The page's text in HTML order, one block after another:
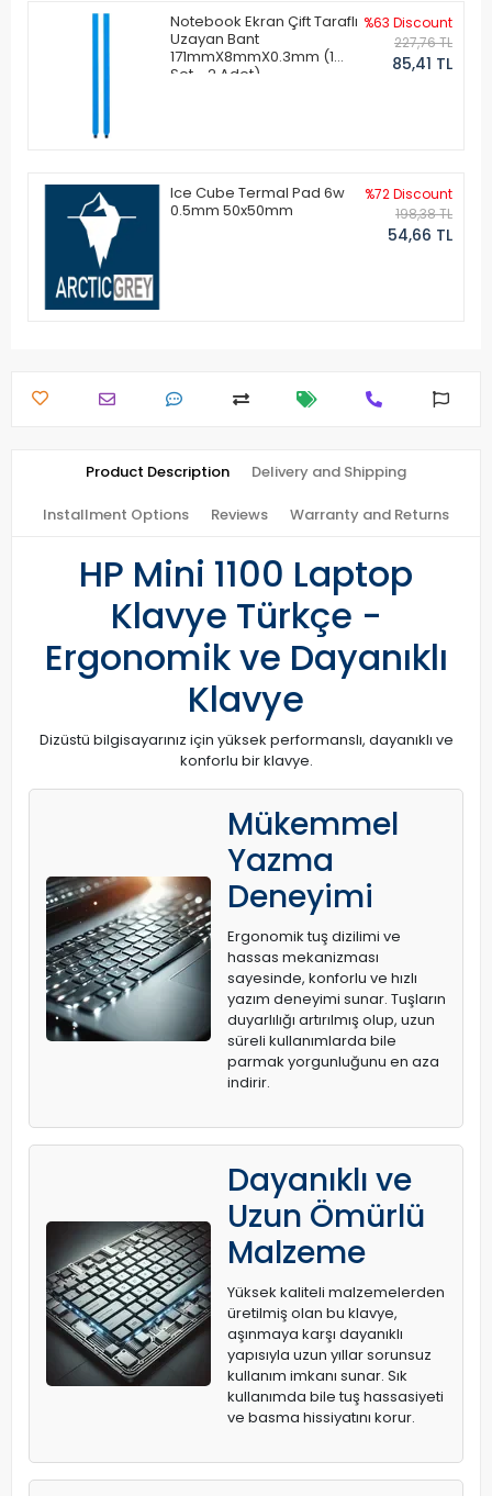
Notebook Ekran Çift Taraflı
Uzayan Bant
171mmX8mmX0.3mm (1
Set - 2 Adet)
%63 Discount
227,76 TL
85,41 TL
Ice Cube Termal Pad 6w
0.5mm 50x50mm
%72 Discount
198,38 TL
54,66 TL
Product Description Delivery and Shipping
Installment Options Reviews Warranty and Returns
HP Mini 1100 Laptop
Klavye Türkçe -
Ergonomik ve Dayanıklı
Klavye
Dizüstü bilgisayarınız için yüksek performanslı, dayanıklı ve
konforlu bir klavye.
Mükemmel
Yazma
Deneyimi
Ergonomik tuş dizilimi ve
hassas mekanizması
sayesinde, konforlu ve hızlı
yazım deneyimi sunar. Tuşların
duyarlılığı artırılmış olup, uzun
süreli kullanımlarda bile
parmak yorgunluğunu en aza
indirir.
Dayanıklı ve
Uzun Ömürlü
Malzeme
Yüksek kaliteli malzemelerden
üretilmiş olan bu klavye,
aşınmaya karşı dayanıklı
yapısıyla uzun yıllar sorunsuz
kullanım imkanı sunar. Sık
kullanımda bile tuş hassasiyeti
ve basma hissiyatını korur.